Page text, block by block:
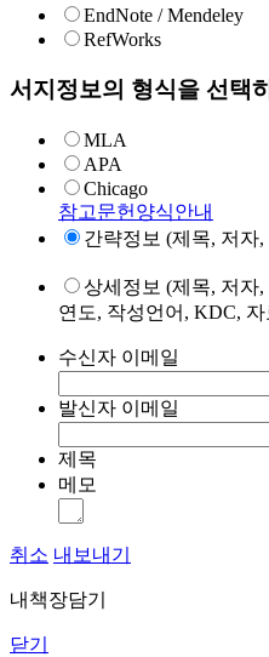
EndNote / Mendeley
RefWorks
서지정보의 형식을 선택
MLA
APA
Chicago
참고문헌양식안내
간략정보 (제목, 저자,
상세정보 (제목, 저자
연도, 작성언어, KDC,
수신자 이메일
발신자 이메일
제목
메모
취소 내보내기
내책장담기
닫기